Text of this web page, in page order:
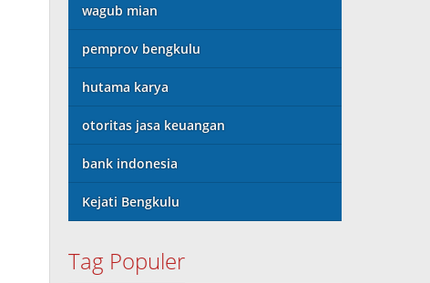
wagub mian
pemprov bengkulu
hutama karya
otoritas jasa keuangan
bank indonesia
Kejati Bengkulu
Tag Populer